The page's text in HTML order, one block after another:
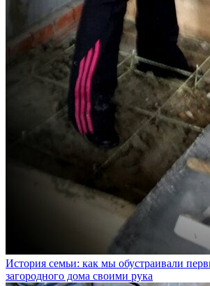
История семьи: как мы обустраивали
загородного дома своими рука